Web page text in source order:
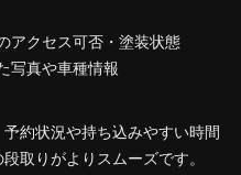
アクセス可否・塗装状態
写真や車種情報
約状況や持ち込みやすい時間
取りがよりスムーズです。